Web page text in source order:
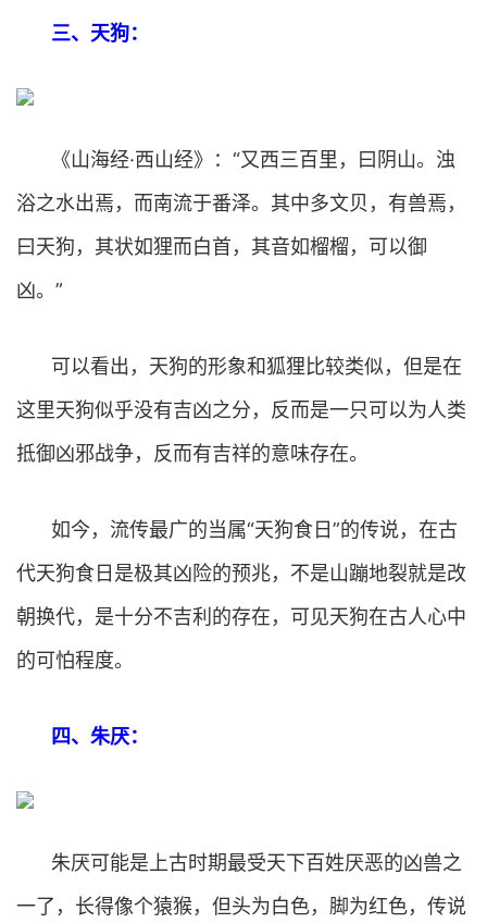
三、天狗：
《山海经·西山经》：“又西三百里，曰阴山。浊
浴之水出焉，而南流于番泽。其中多文贝，有兽焉，
曰天狗，其状如狸而白首，其音如榴榴，可以御
凶。”
可以看出，天狗的形象和狐狸比较类似，但是在
这里天狗似乎没有吉凶之分，反而是一只可以为人类
抵御凶邪战争，反而有吉祥的意味存在。
如今，流传最广的当属“天狗食日”的传说，在古
代天狗食日是极其凶险的预兆，不是山蹦地裂就是改
朝换代，是十分不吉利的存在，可见天狗在古人心中
的可怕程度。
四、朱厌：
朱厌可能是上古时期最受天下百姓厌恶的凶兽之
一了，长得像个猿猴，但头为白色，脚为红色，传说